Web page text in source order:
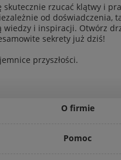
skutecznie rzucać klątwy i
od doświadczenia,
wiedzy i inspiracji. Otwórz
sekrety już dziś!
przyszłości.
O firmie
Pomoc